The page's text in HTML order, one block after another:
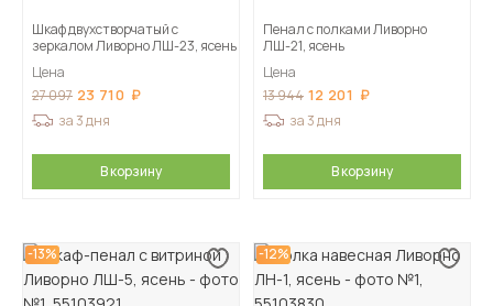
Шкаф двухстворчатый с
зеркалом Ливорно ЛШ-23, ясень
Цена
27 097 23 710
за 3 дня
В корзину
Пенал с полками Ливорно
ЛШ-21, ясень
Цена
13 944 12 201
за 3 дня
В корзину
-13% -12%